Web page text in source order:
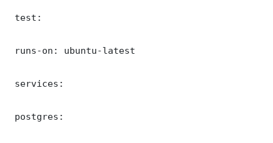
test:
runs-on: ubuntu-latest
services:
postgres: